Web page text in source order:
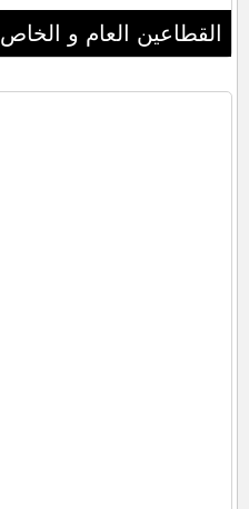
القطاعين العام و الخاص